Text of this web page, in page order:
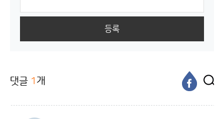
등록
댓글 1 개